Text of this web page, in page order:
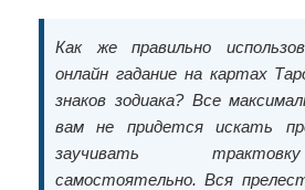
Как же правильно
онлайн гадание на картах
знаков зодиака? Все
вам не придется искать
заучивать
самостоятельно. Вся